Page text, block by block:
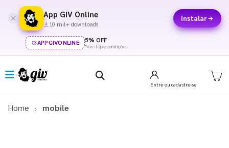
App GIV Online
10 mil+ downloads
Instalar
APPGIVONLINE 5% OFF
*verifique condições
Entre ou cadastre-se
Home mobile